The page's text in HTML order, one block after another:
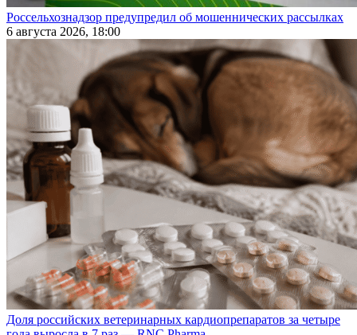
Россельхознадзор предупредил об мошеннических рассылках
6 августа 2026, 18:00
Доля российских ветеринарных кардиопрепаратов за четыре